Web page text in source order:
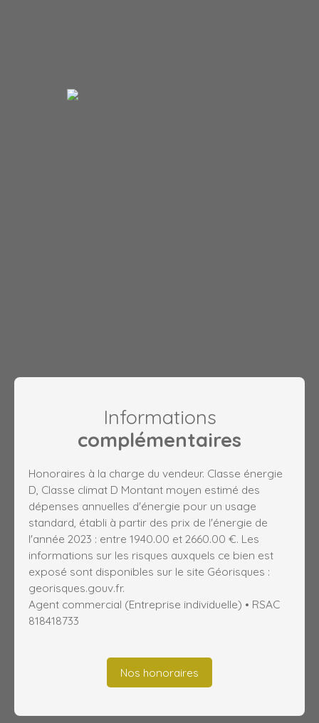
Informations
complémentaires
Honoraires à la charge du vendeur. Classe énergie
D, Classe climat D Montant moyen estimé des
dépenses annuelles d'énergie pour un usage
standard, établi à partir des prix de l'énergie de
l'année 2023 : entre 1940.00 et 2660.00 €. Les
informations sur les risques auxquels ce bien est
exposé sont disponibles sur le site Géorisques :
georisques.gouv.fr.
Agent commercial (Entreprise individuelle) • RSAC
818418733
Nos honoraires